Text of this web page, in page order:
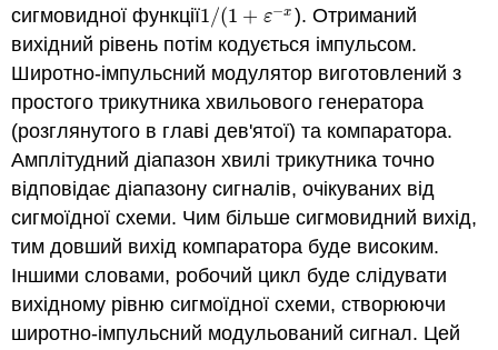
сигмовидної функції1/(1 + ε−x
1/(1+ε−x
). Отриманий
вихідний рівень потім кодується імпульсом.
Широтно-імпульсний модулятор виготовлений з
простого трикутника хвильового генератора
(розглянутого в главі дев'ятої) та компаратора.
Амплітудний діапазон хвилі трикутника точно
відповідає діапазону сигналів, очікуваних від
сигмоїдної схеми. Чим більше сигмовидний вихід,
тим довший вихід компаратора буде високим.
Іншими словами, робочий цикл буде слідувати
вихідному рівню сигмоїдної схеми, створюючи
широтно-імпульсний модульований сигнал. Цей